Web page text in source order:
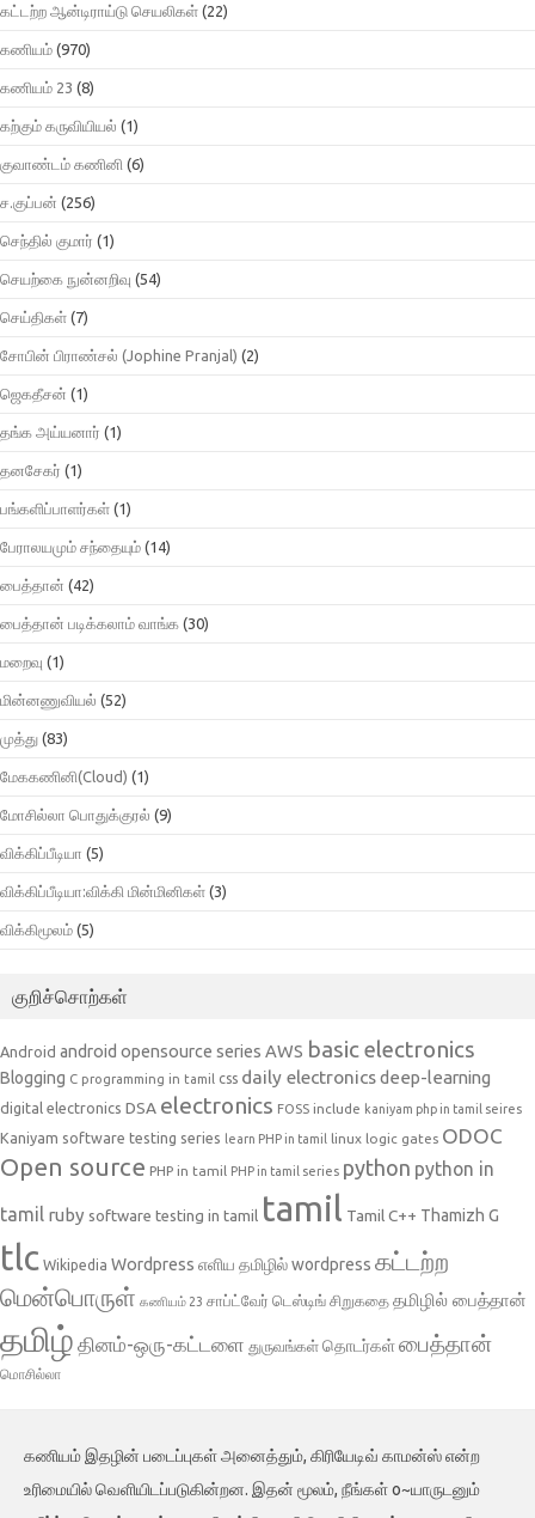
கட்டற்ற ஆன்டிராய்டு செயலிகள் (22)
கணியம் (970)
கணியம் 23 (8)
கற்கும் கருவியியல் (1)
குவாண்டம் கணினி (6)
ச.குப்பன் (256)
செந்தில் குமார் (1)
செயற்கை நுன்னறிவு (54)
செய்திகள் (7)
சோபின் பிராண்சல் (Jophine Pranjal) (2)
ஜெகதீசன் (1)
தங்க அய்யனார் (1)
தனசேகர் (1)
பங்களிப்பாளர்கள் (1)
பேராலயமும் சந்தையும் (14)
பைத்தான் (42)
பைத்தான் படிக்கலாம் வாங்க (30)
மறைவு (1)
மின்னணுவியல் (52)
முத்து (83)
மேககணினி(Cloud) (1)
மோசில்லா பொதுக்குரல் (9)
விக்கிப்பீடியா (5)
விக்கிப்பீடியா:விக்கி மின்மினிகள் (3)
விக்கிமூலம் (5)
குறிச்சொற்கள்
Android android opensource series AWS basic electronics
Blogging C programming in tamil css daily electronicsdeep-learning
digital electronics DSA electronics FOSS include kaniyam php in tamil seires
Kaniyam software testing series learn PHP in tamil linux logic gates ODOC
Open source PHP in tamil PHP in tamil series python python in
tamil ruby software testing in tamil tamil Tamil C++ Thamizh G
tlc Wikipedia Wordpress எளிய தமிழில் wordpress கட்டற்ற
மென்பொருள் கணியம் 23 சாப்ட்வேர் டெஸ்டிங் சிறுகதை தமிழில் பைத்தான்
தமிழ் தினம்-ஒரு-கட்டளை துருவங்கள் தொடர்கள்பைத்தான்
மொசில்லா
கணியம் இதழின் படைப்புகள் அனைத்தும், கிரியேடிவ் காமன்ஸ் என்ற
உரிமையில் வெளியிடப்படுகின்றன. இதன் மூலம், நீங்கள் o~யாருடனும்